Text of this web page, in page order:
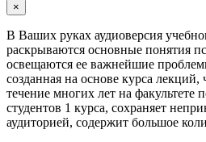
×
В Ваших руках аудиоверсия
раскрываются основные понятия
освещаются ее важнейшие
созданная на основе курса лекций,
течение многих лет на
студентов 1 курса, сохраняет
аудиторией, содержит большое